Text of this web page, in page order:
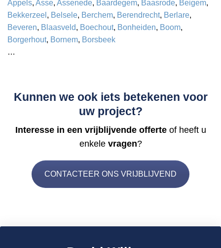
Appels, Asse, Assenede, Baardegem, Baasrode, Beigem,
Bekkerzeel , Belsele, Berchem, Berendrecht, Berlare,
Beveren, Blaasveld, Boechout, Bonheiden, Boom,
Borgerhout, Bornem, Borsbeek
…
Kunnen we ook iets betekenen voor
uw project?
Interesse in een vrijblijvende offerte of heeft u
enkelevragen?
CONTACTEER ONS VRIJBLIJVEND